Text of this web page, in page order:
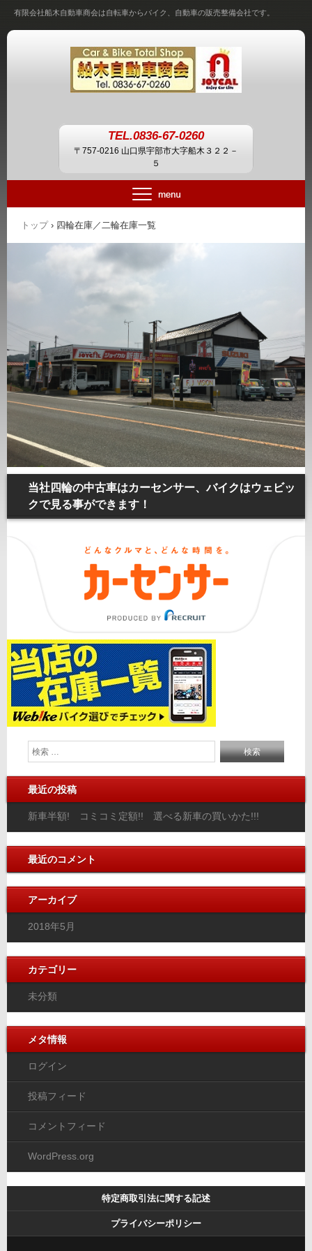
有限会社船木自動車商会は自転車からバイク、自動車の販売整備会社です。
TEL.0836-67-0260
〒757-0216 山口県宇部市大字船木３２２－
５
トップ › 四輪在庫／二輪在庫一覧
当社四輪の中古車はカーセンサー、バイクはウェビッ
クで見る事ができます！
最近の投稿
新車半額! コミコミ定額!! 選べる新車の買いかた!!!
最近のコメント
アーカイブ
2018年5月
カテゴリー
未分類
メタ情報
ログイン
投稿フィード
コメントフィード
WordPress.org
特定商取引法に関する記述
プライバシーポリシー